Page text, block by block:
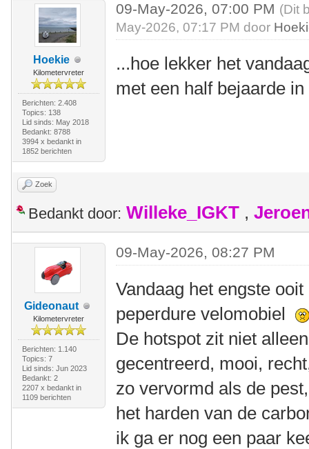
Hoekie
Kilometervreter
Berichten: 2.408
Topics: 138
Lid sinds: May 2018
Bedankt: 8788
3994 x bedankt in
1852 berichten
09-May-2026, 07:00 PM (Dit
May-2026, 07:17 PM door
...hoe lekker het
met een half bejaarde
Zoek
Bedankt door: Willeke_IGKT ,
Gideonaut
Kilometervreter
Berichten: 1.140
Topics: 7
Lid sinds: Jun 2023
Bedankt: 2
2207 x bedankt in
1109 berichten
09-May-2026, 08:27 PM
Vandaag het engste
peperdure velomobiel
De hotspot zit niet
gecentreerd, mooi,
zo vervormd als de
het harden van de
ik ga er nog een paar